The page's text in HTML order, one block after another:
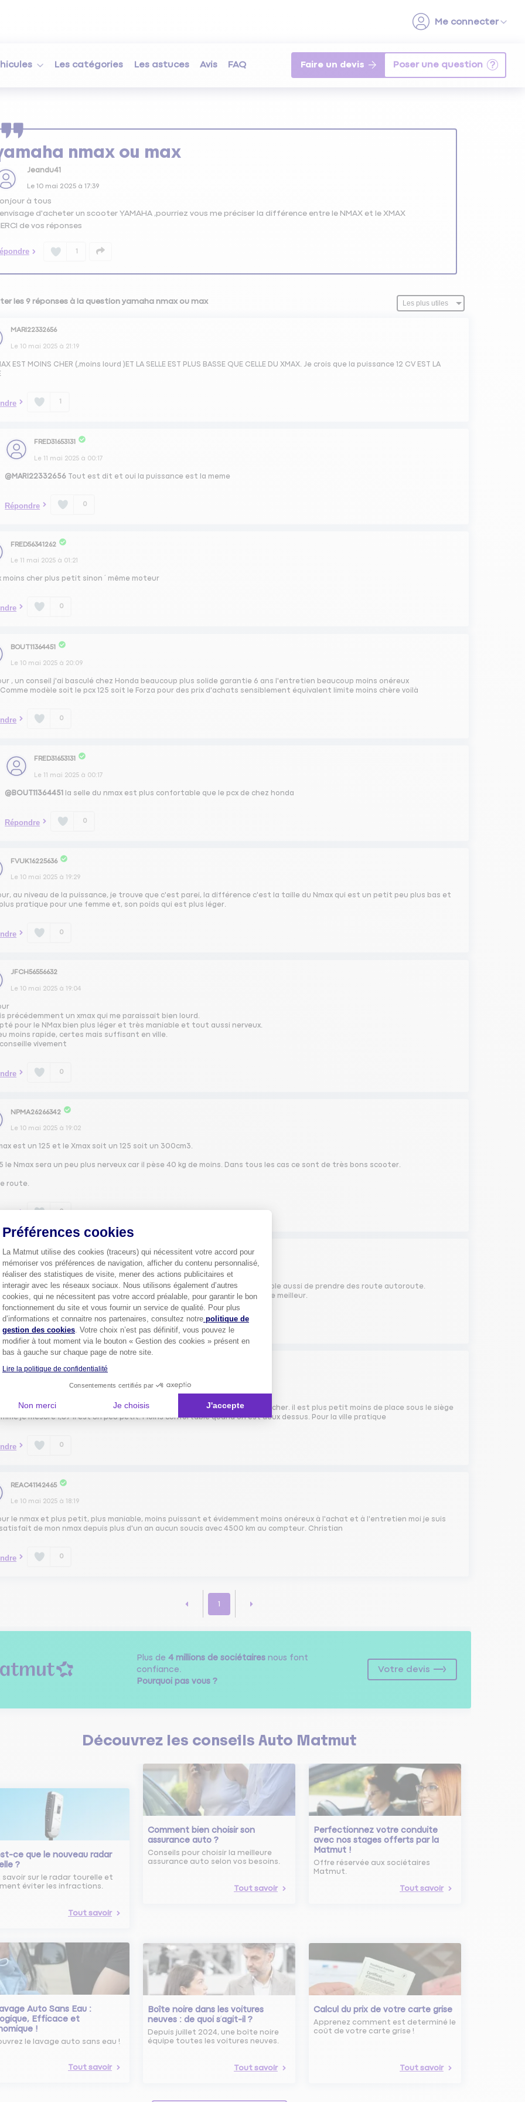
Les catégories Les astuces Avis FAQ Faire un devis
nmax ou max
Jeandu41
Le 10 mai 2025à 17:39
à tous
d'acheter un scooter YAMAHA ,pourriez vous me préciser la différence entre le NMAX et le XMAX
de vos réponses
1
les 9 réponses à la question yamaha nmax ou max
MARI22332656
Le 10 mai 2025 à 21:19
EST MOINS CHER (,moins lourd )ET LA SELLE EST PLUS BASSE QUE CELLE DU XMAX. Je crois que la puissance 12 CV EST LA
1
FRED31653131
Le 11 mai 2025 à 00:17
@MARI22332656 Tout est dit et oui la puissance est la meme
Répondre 0
FRED56341262
Le 11 mai 2025 à 01:21
moins cher plus petit sinon ´ même moteur
0
BOUT11364451
Le 10 mai 2025 à 20:09
, un conseil j'ai basculé chez Honda beaucoup plus solide garantie 6 ans l'entretien beaucoup moins onéreux
modèle soit le pcx 125 soit le Forza pour des prix d'achats sensiblement équivalent limite moins chère voilà
0
FRED31653131
Le 11 mai 2025 à 00:17
@BOUT11364451 la selle du nmax est plus confortable que le pcx de chez honda
Répondre 0
FVUK16225636
Le 10 mai 2025 à 19:29
au niveau de la puissance, je trouve que c'est parei, la différence c'est la taille du Nmax qui est un petit peu plus bas et
pratique pour une femme et, son poids qui est plus léger.
0
JFCH56556632
Le 10 mai 2025 à 19:04
précédemment un xmax qui me paraissait bien lourd.
pour le NMax bien plus léger et très maniable et tout aussi nerveux.
moins rapide, certes mais suffisant en ville.
vivement
0
NPMA26266342
Le 10 mai 2025 à 19:02
est un 125 et le Xmax soit un 125 soit un 300cm3.
le Nmax sera un peu plus nerveux car il pèse 40 kg de moins. Dans tous les cas ce sont de très bons scooter.
route.
0
BBIT64551145
10 mai 2025
nmax est un scooter plutôt urbain plus pratique pour la ville mes capable aussi de prendre des route autoroute.
tout dépend des trajet de tout les jours si plus ville nmax restera le meilleur.
0
chose à part le look et le prix ce sont des 125cm3
un xmax que je me suis fait voler et j ai pris un nmax car beaucoup moins cher. il est plus petit moins de place sous le siège
je mesure 1,87 il est un peu petit. Moins confortable quand on est deux dessus. Pour la ville pratique
0
REAC41142465
Le 10 mai 2025 à 18:19
le nmax et plus petit, plus maniable, moins puissant et évidemment moins onéreux à l'achat et à l'entretien moi je suis
de mon nmax depuis plus d'un an aucun soucis avec 4500 km au compteur. Christian
0
1
Plus de 4 millions de sociétairesnous font
confiance.
Pourquoi pas vous ?
Votre devis
Découvrez les conseils Auto Matmut
ce que le nouveau radar
?
savoir sur le radar tourelle et
éviter les infractions.
Tout savoir
Comment bien choisir son
assurance auto ?
Conseils pour choisir la meilleure
assurance auto selon vos besoins.
Tout savoir
Perfectionnez votre conduite
avec nos stages offerts par la
Matmut !
Offre réservée aux sociétaires
Matmut.
Tout savoir
Auto Sans Eau :
Efficace et
!
le lavage auto sans eau !
Tout savoir
Boîte noire dans les voitures
neuves : de quoi s’agit-il ?
Depuis juillet 2024, une boîte noire
équipe toutes les voitures neuves.
Tout savoir
Calcul du prix de votre carte grise
Apprenez comment est determiné le
coût de votre carte grise !
Tout savoir
Préférences cookies
La Matmut utilise des cookies (traceurs) qui nécessitent votre accord pour
mémoriser vos préférences de navigation, afficher du contenu personnalisé,
réaliser des statistiques de visite, mener des actions publicitaires et
interagir avec les réseaux sociaux. Nous utilisons également d’autres
cookies, qui ne nécessitent pas votre accord préalable, pour garantir le bon
fonctionnement du site et vous fournir un service de qualité. Pour plus
d’informations et connaitre nos partenaires, consultez notre politique de
gestion des cookies. Votre choix n’est pas définitif, vous pouvez le
modifier à tout moment via le bouton « Gestion des cookies » présent en
bas à gauche sur chaque page de notre site.
Lire la politique de confidentialité
Consentements certifiés par
Non merci Je choisis J'accepte
Axeptio consent